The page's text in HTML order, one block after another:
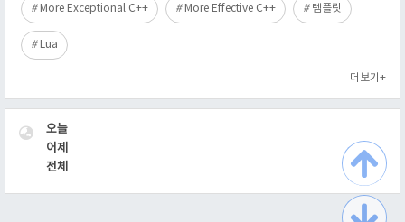
More Exceptional C++ More Effective C++ 템플릿
Lua
더보기+
VISITOR
오늘
어제
전체